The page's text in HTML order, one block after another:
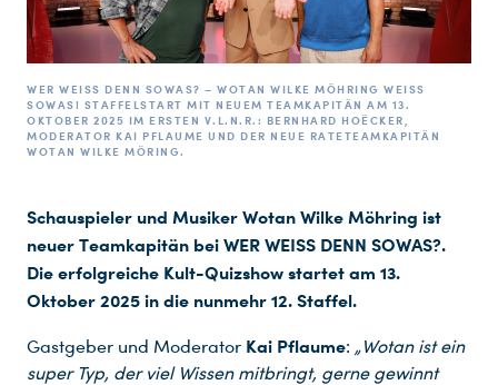
WER WEISS DENN SOWAS? – WOTAN WILKE MÖHRING WEISS S
OWAS! STAFFELSTART MIT NEUEM TEAMKAPITÄN AM 13. O
KTOBER 2025 IM ERSTEN V.L.N.R.: BERNHARD HOËCKER, M
ODERATOR KAI PFLAUME UND DER NEUE RATETEAMKAPITÄN W
OTAN WILKE MÖRING.
Schauspieler und Musiker Wotan Wilke Möhring ist
neuer Teamkapitän bei WER WEISS DENN SOWAS?.
Die erfolgreiche Kult-Quizshow startet am 13.
Oktober 2025 in die nunmehr 12. Staffel.
Gastgeber und Moderator Kai Pflaume: „Wotan ist ein
super Typ, der viel Wissen mitbringt, gerne gewinnt